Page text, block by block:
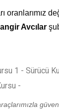
oranlarımız
Avcılar